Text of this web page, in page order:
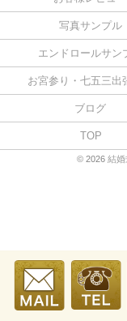
写真サンプル
エンドロールサン
お宮参り・七五三出
ブログ
TOP
© 2026 結婚